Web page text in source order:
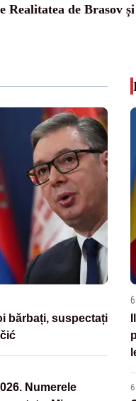
Realitatea de Brasov
bărbați, suspectați
Numerele